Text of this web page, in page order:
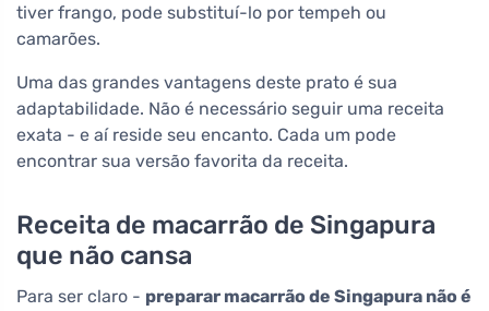
tiver frango, pode substituí-lo por tempeh ou
camarões.
Uma das grandes vantagens deste prato é sua
adaptabilidade. Não é necessário seguir uma receita
exata - e aí reside seu encanto. Cada um pode
encontrar sua versão favorita da receita.
Receita de macarrão de Singapura
que não cansa
Para ser claro - preparar macarrão de Singapura não é